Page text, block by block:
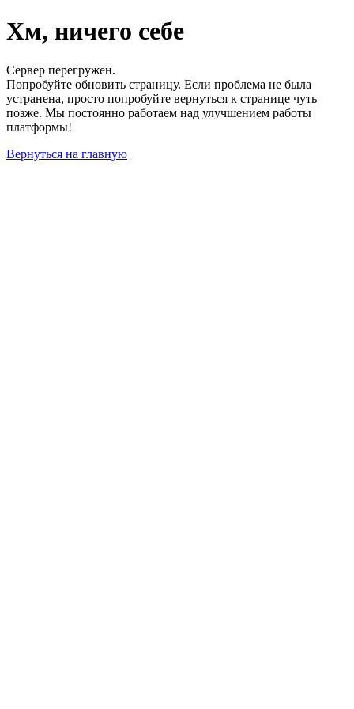
Хм, ничего себе
Сервер перегружен.
Попробуйте обновить страницу. Если проблема не была
устранена, просто попробуйте вернуться к странице чуть
позже. Мы постоянно работаем над улучшением работы
платформы!
Вернуться на главную